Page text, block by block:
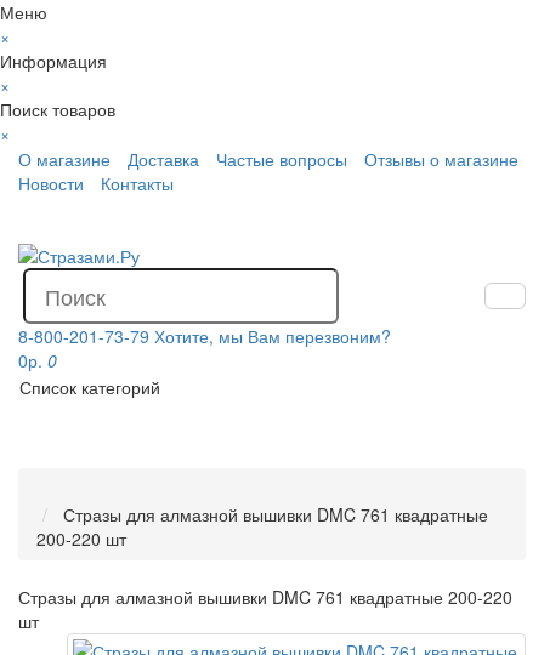
Меню
×
Информация
×
Поиск товаров
×
О магазине
Доставка Частые вопросы
Отзывы о магазине
Новости
Контакты
8-800-201-73-79 Хотите, мы Вам перезвоним?
0р. 0
Список категорий
Стразы для алмазной вышивки DMC 761 квадратные
200-220 шт
Стразы для алмазной вышивки DMC 761 квадратные 200-220
шт